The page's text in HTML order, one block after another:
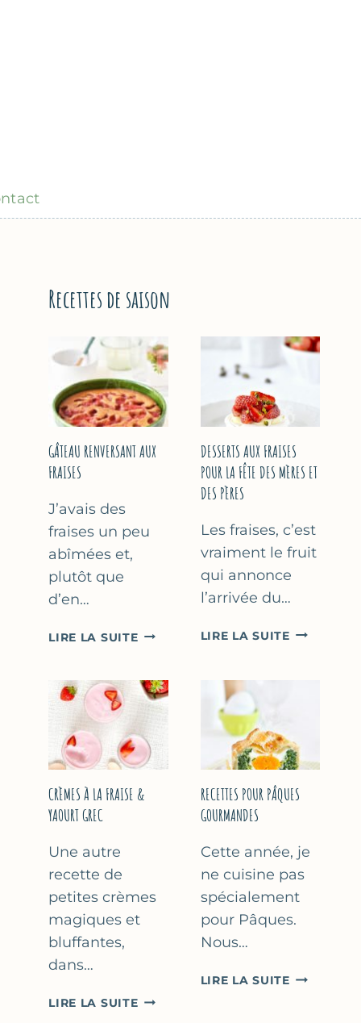
Recettes de saison
GÂTEAU RENVERSANT AUX
FRAISES
J’avais des
fraises un peu
abîmées et,
plutôt que
d’en…
LIRE LA SUITEGÂTEAU
FRAISES
DESSERTS AUX FRAISES
POUR LA FÊTE DES MÈRES ET
DES PÈRES
Les fraises, c’est
vraiment le fruit
qui annonce
l’arrivée du…
LIRE LA SUITEDESSERTS
DES
MÈRES
DES
CRÈMES À LA FRAISE &
YAOURT GREC
Une autre
recette de
petites crèmes
magiques et
bluffantes,
dans…
LIRE LA SUITECRÈMES
RECETTES POUR PÂQUES
GOURMANDES
Cette année, je
ne cuisine pas
spécialement
pour Pâques.
Nous…
LIRE LA SUITERECETTES